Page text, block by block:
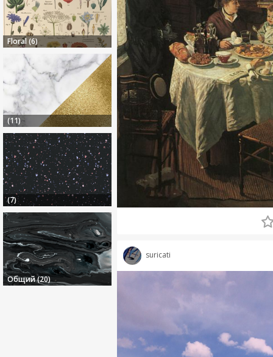
Floral (6)
(11)
(7)
Общий (20)
suricati